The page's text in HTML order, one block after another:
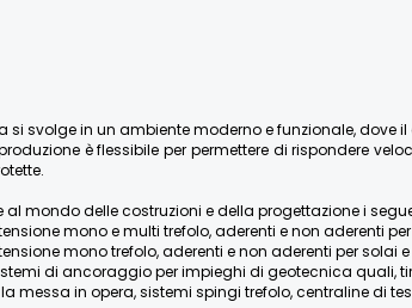
si svolge in un ambiente moderno e funzionale,
è flessibile per permettere di rispondere
al mondo delle costruzioni e della progettazione i
mono e multi trefolo, aderenti e non aderenti
mono trefolo, aderenti e non aderenti per solai
di ancoraggio per impieghi di geotecnica quali,
la messa in opera, sistemi spingi trefolo, centraline di